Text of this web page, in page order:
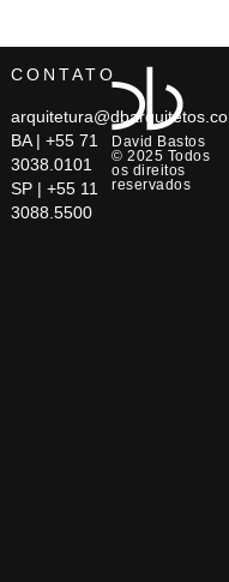
David Bastos
© 2025 Todos
os direitos
reservados
CONTATO
BA | +55 71
3038.0101
SP | +55 11
3088.5500